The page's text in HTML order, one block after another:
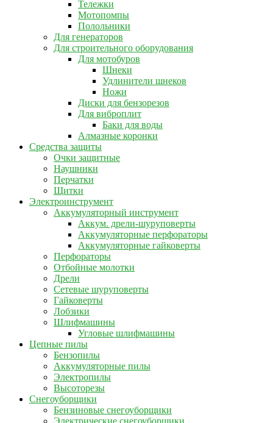
Тележки
Мотопомпы
Полольники
Для генераторов
Для строительного оборудования
Для мотобуров
Шнеки
Удлинители шнеков
Ножи
Диски для бензорезов
Для виброплит
Баки для воды
Алмазные коронки
Средства защиты
Очки защитные
Наушники
Перчатки
Щитки
Электроинструмент
Аккумуляторный инструмент
Аккум. дрели-шуруповерты
Аккумуляторные перфораторы
Аккумуляторные гайковерты
Перфораторы
Отбойные молотки
Дрели
Сетевые шуруповерты
Гайковерты
Лобзики
Шлифмашины
Угловые шлифмашины
Цепные пилы
Бензопилы
Аккумуляторные пилы
Электропилы
Высоторезы
Снегоуборщики
Бензиновые снегоуборщики